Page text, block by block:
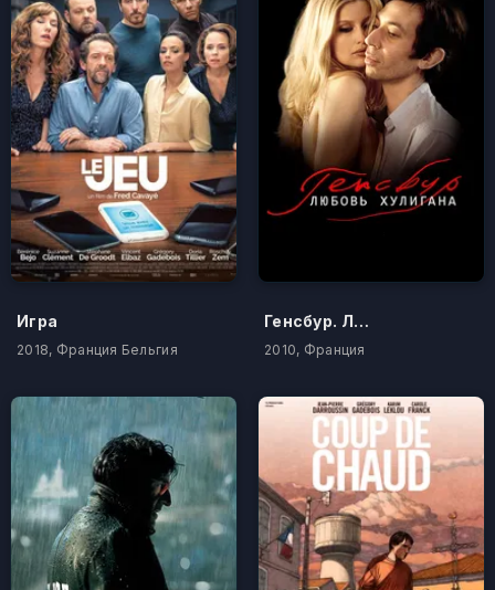
Игра
2018, Франция Бельгия
Генсбур. Любовь хулигана
2010, Франция